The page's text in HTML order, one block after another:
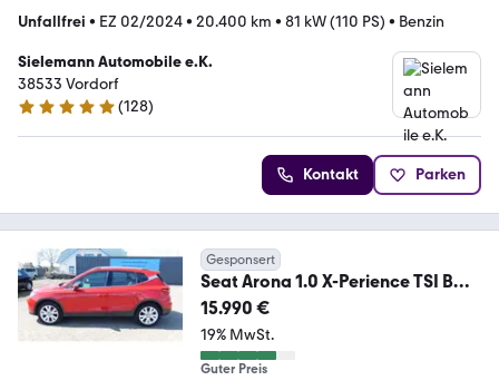
Unfallfrei • EZ 02/2024• 20.400 km • 81 kW (110 PS) • Benzin
Sielemann Automobile e.K.
38533 Vordorf
4.8 Sterne
(128)
Kontakt Parken
Gesponsert
Seat Arona 1.0 X-Perience TSI BMT
Navi Klima Alu
15.990 €
19% MwSt.
Guter Preis